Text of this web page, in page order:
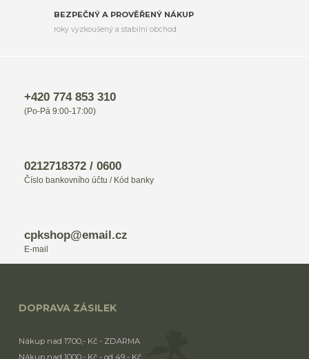
BEZPEČNÝ A PROVĚŘENÝ NÁKUP
roky vyzkoušený a stabilní obchod
+420 774 853 310
(Po-Pá 9:00-17:00)
0212718372 / 0600
Číslo bankovního účtu / Kód banky
cpkshop@email.cz
E-mail
DOPRAVA ZÁSILEK
Nákup nad 1700,- Kč - ZDARMA
Nákup nad 1000,- Kč - od 49,- Kč